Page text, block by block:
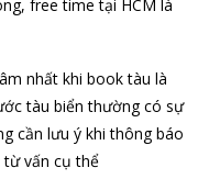
free time tại HCM là
nhất khi book tàu là
tàu biển thường có sự
cần lưu ý khi thông báo
từ vấn cụ thể